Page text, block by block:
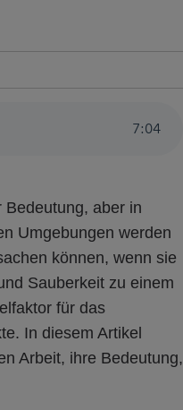
7:04
aber in
Umgebungen werden
können, wenn sie
Sauberkeit zu einem
für das
In diesem Artikel
Arbeit, ihre Bedeutung,